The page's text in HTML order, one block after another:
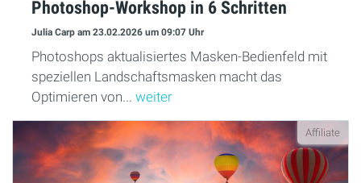
Photoshop-Workshop in 6 Schritten
Julia Carp am 23.02.2026 um 09:07 Uhr
Photoshops aktualisiertes Masken-Bedienfeld mit
speziellen Landschaftsmasken macht das
Optimieren von... weiter
Affiliate